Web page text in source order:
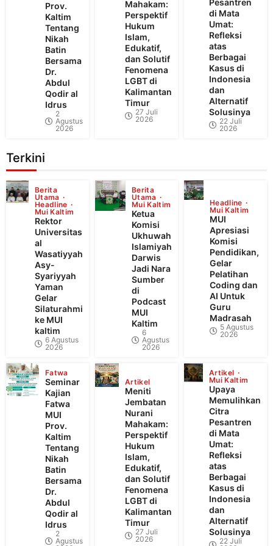
Prov.
Kaltim
Tentang
Nikah
Batin
Bersama
Dr.
Abdul
Qodir al
Idrus
2
Agustus
2026
Mahakam:
Perspektif
Hukum
Islam,
Edukatif,
dan Solutif
Fenomena
LGBT di
Kalimantan
Timur
27 Juli
2026
Pesantren
di Mata
Umat:
Refleksi
atas
Berbagai
Kasus di
Indonesia
dan
Alternatif
Solusinya
22 Juli
2026
Terkini
Berita
Utama
Headline
Mui Kaltim
Rektor
Universitas
al
Wasatiyyah
Asy-
Syariyyah
Yaman
Gelar
Silaturahmi
ke MUI
kaltim
6 Agustus
2026
Berita
Utama
Mui Kaltim
Ketua
Komisi
Ukhuwah
Islamiyah
Darwis
Jadi Nara
Sumber
di
Podcast
MUI
Kaltim
6
Agustus
2026
Headline
Mui Kaltim
MUI
Apresiasi
Komisi
Pendidikan,
Gelar
Pelatihan
Coding dan
AI Untuk
Guru
Madrasah
5 Agustus
2026
Fatwa
Seminar
Kajian
Fatwa
MUI
Prov.
Kaltim
Tentang
Nikah
Batin
Bersama
Dr.
Abdul
Qodir al
Idrus
2
Agustus
Artikel
Meniti
Jembatan
Nurani
Mahakam:
Perspektif
Hukum
Islam,
Edukatif,
dan Solutif
Fenomena
LGBT di
Kalimantan
Timur
27 Juli
2026
Artikel
Mui Kaltim
Upaya
Memulihkan
Citra
Pesantren
di Mata
Umat:
Refleksi
atas
Berbagai
Kasus di
Indonesia
dan
Alternatif
Solusinya
22 Juli